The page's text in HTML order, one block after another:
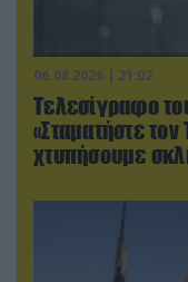
06.08.2026 | 21:02
Τελεσίγραφο
«Σταματήστε
χτυπήσουμε